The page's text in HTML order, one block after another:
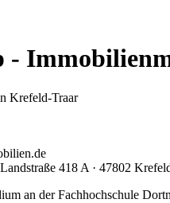
418 A · 47802
an der Fachhochschule